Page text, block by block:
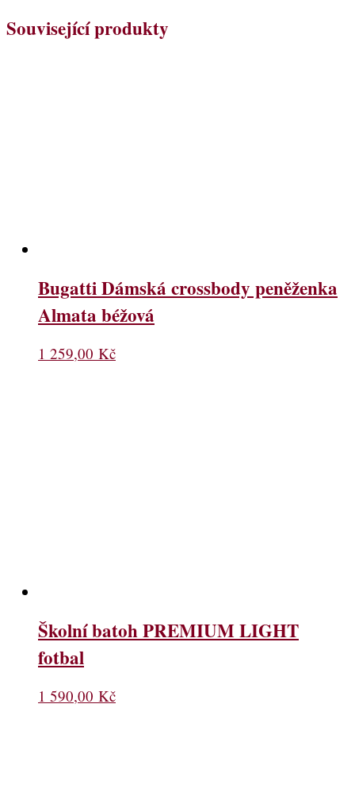
Související produkty
Bugatti Dámská crossbody peněženka
Almata béžová
1 259,00 Kč
Školní batoh PREMIUM LIGHT
fotbal
1 590,00 Kč